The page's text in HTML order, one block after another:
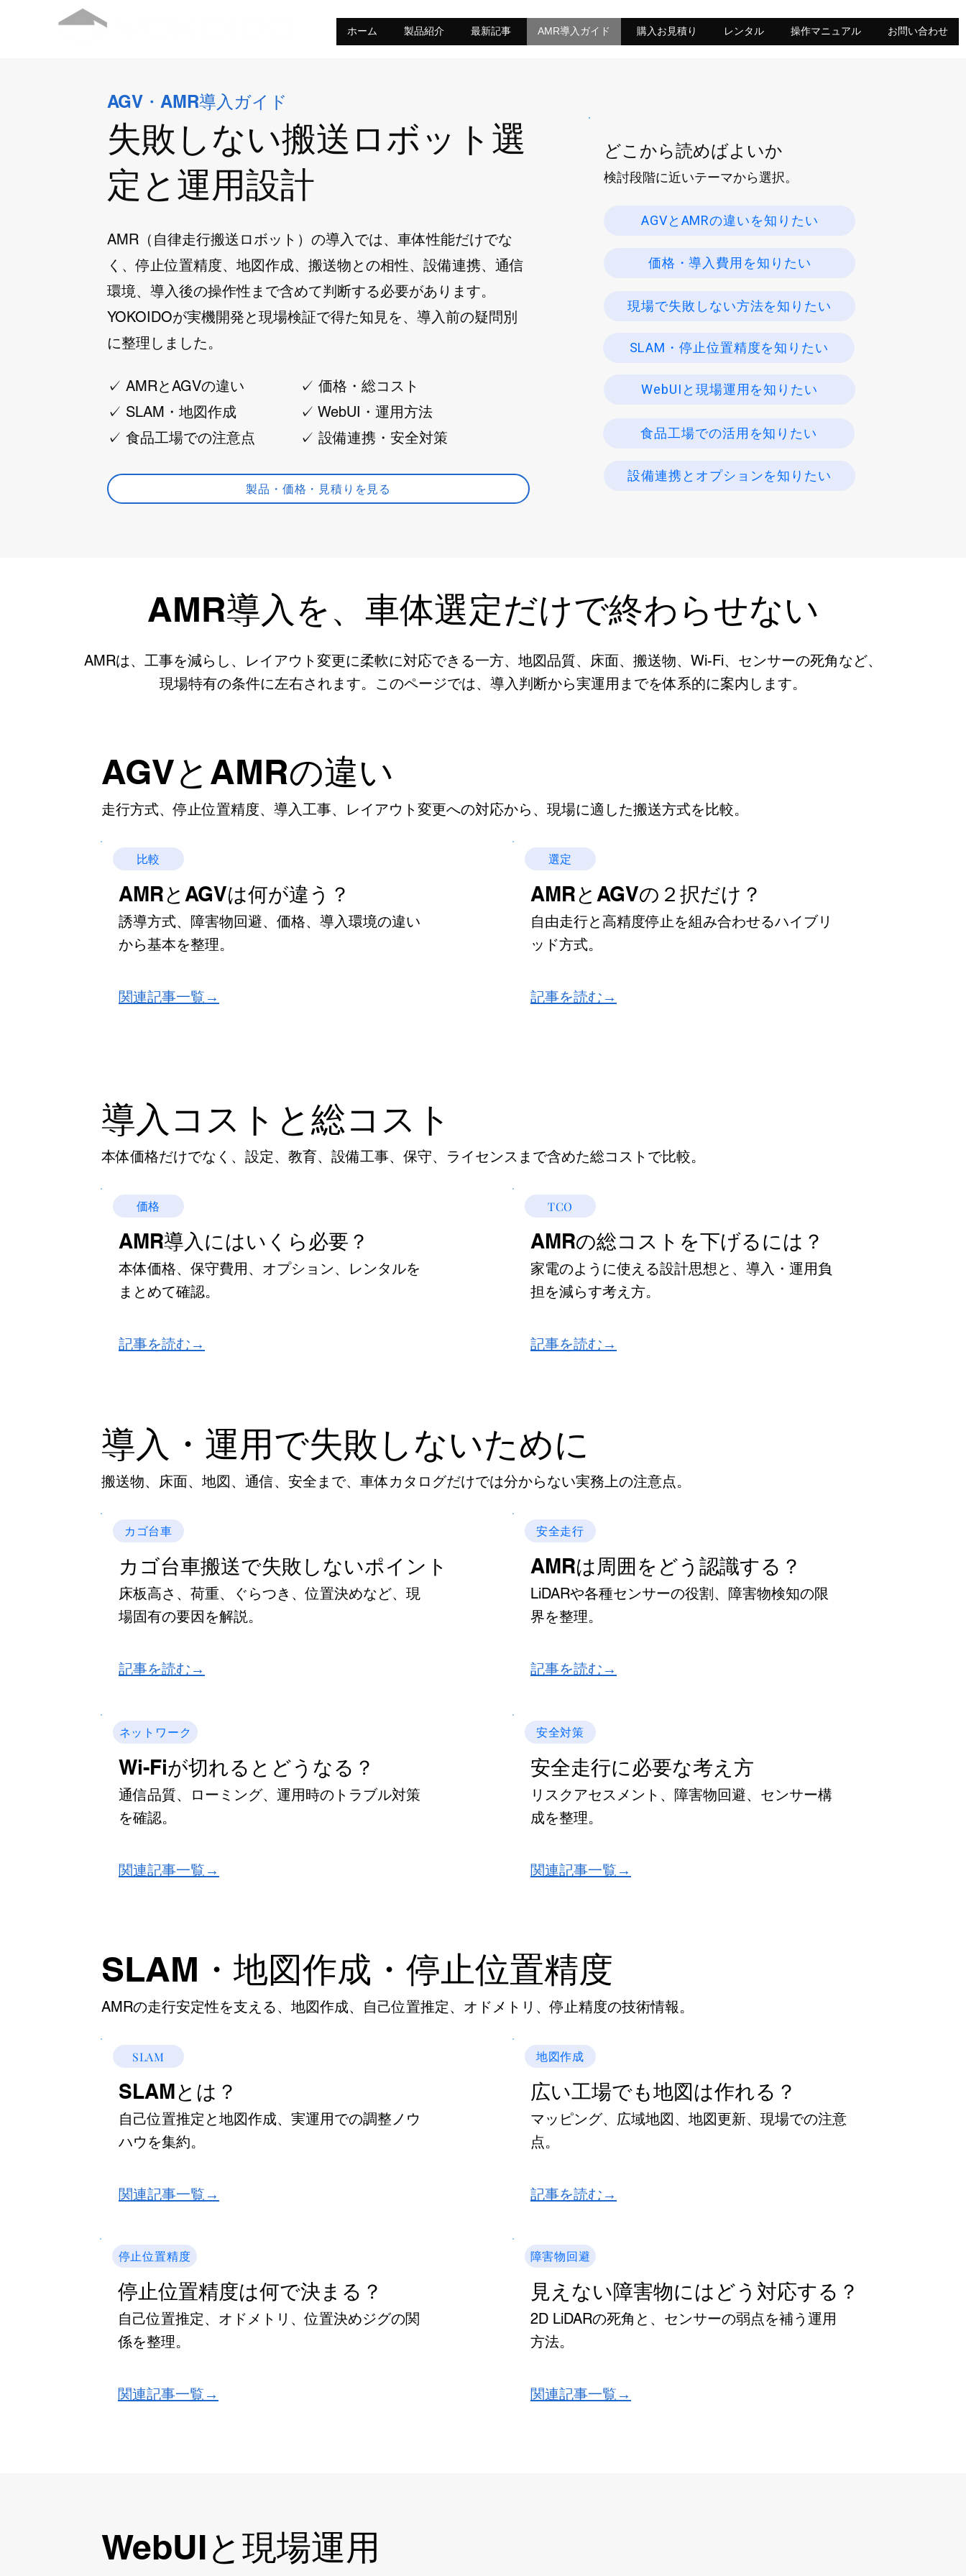
ホーム 製品紹介 最新記事 AMR導入ガイド 購入お見積り レンタル 操作マニュアル お問い合わせ
AGV・AMR導入ガイド
失敗しない搬送ロボット選
定と運用設計
AMR（自律走行搬送ロボット）の導入では、車体性能だけでな
く、停止位置精度、地図作成、搬送物との相性、設備連携、通信
環境、導入後の操作性まで含めて判断する必要があります。
YOKOIDOが実機開発と現場検証で得た知見を、導入前の疑問別
に整理しました。
✓ AMRとAGVの違い
✓ SLAM・地図作成
✓ 食品工場での注意点
✓ 価格・総コスト
✓ WebUI・運用方法
✓ 設備連携・安全対策
製品・価格・見積りを見る
どこから読めばよいか
​検討段階に近いテーマから選択。
AGVとAMRの違いを知りたい
価格・導入費用を知りたい
現場で失敗しない方法を知りたい
SLAM・停止位置精度を知りたい
WebUIと現場運用を知りたい
食品工場での活用を知りたい
設備連携とオプションを知りたい
AMR導入を、車体選定だけで終わらせない
AMRは、工事を減らし、レイアウト変更に柔軟に対応できる一方、地図品質、床面、搬送物、Wi-Fi、センサーの死角など、
現場特有の条件に左右されます。このページでは、導入判断から実運用までを体系的に案内します。
AGVとAMRの違い
走行方式、停止位置精度、導入工事、レイアウト変更への対応から、現場に適した搬送方式を比較。
比較
​AMRとAGVは何が違う？
誘導方式、障害物回避、価格、導入環境の違い
から基本を整理。
関連記事一覧→
選定
​AMRとAGVの２択だけ？
自由走行と高精度停止を組み合わせるハイブリ
ッド方式。
​記事を読む→
導入コストと総コスト
本体価格だけでなく、設定、教育、設備工事、保守、ライセンスまで含めた総コストで比較。
価格
AMR導入にはいくら必要？
本体価格、保守費用、オプション、レンタルを
まとめて確認。
​記事を読む→
TCO
AMRの総コストを下げるには？
家電のように使える設計思想と、導入・運用負
担を減らす考え方。
​記事を読む→
導入・運用で失敗しないために
搬送物、床面、地図、通信、安全まで、車体カタログだけでは分からない実務上の注意点。
カゴ台車
カゴ台車搬送で失敗しないポイント
床板高さ、荷重、ぐらつき、位置決めなど、現
場固有の要因を解説。
​記事を読む→
ネットワーク
Wi-Fiが切れるとどうなる？
通信品質、ローミング、運用時のトラブル対策
を確認。
関連記事一覧→
安全走行
AMRは周囲をどう認識する？
LiDARや各種センサーの役割、障害物検知の限
界を整理。
​記事を読む→
安全対策
安全走行に必要な考え方
リスクアセスメント、障害物回避、センサー構
成を整理。
関連記事一覧→
SLAM・地図作成・停止位置精度
AMRの走行安定性を支える、地図作成、自己位置推定、オドメトリ、停止精度の技術情報。
SLAM
SLAMとは？
自己位置推定と地図作成、実運用での調整ノウ
ハウを集約。
​関連記事一覧→
停止位置精度
停止位置精度は何で決まる？
自己位置推定、オドメトリ、位置決めジグの関
係を整理。
​関連記事一覧→
地図作成
広い工場でも地図は作れる？
マッピング、広域地図、地図更新、現場での注意
点。
記事を読む→
障害物回避
見えない障害物にはどう対応する？
2D LiDARの死角と、センサーの弱点を補う運用
方法。
関連記事一覧→
WebUIと現場運用